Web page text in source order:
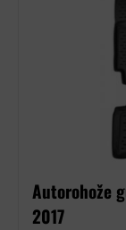
Autorohože
2017